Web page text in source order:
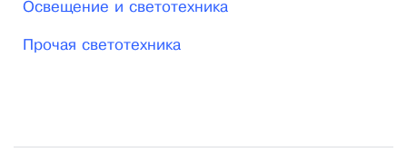
Освещение и светотехника
Прочая светотехника